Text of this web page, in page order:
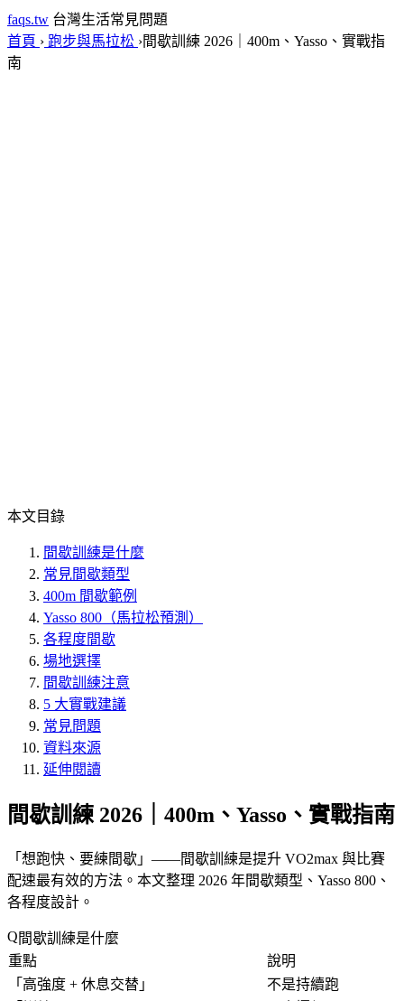
faqs.tw 台灣生活常見問題
首頁 › 跑步與馬拉松 ›間歇訓練 2026｜400m、Yasso、實戰指
南
本文目錄
間歇訓練是什麼
常見間歇類型
400m 間歇範例
Yasso 800（馬拉松預測）
各程度間歇
場地選擇
間歇訓練注意
5 大實戰建議
常見問題
資料來源
延伸閱讀
間歇訓練 2026｜400m、Yasso、實戰指南
「 想跑快、要練間歇 」——間歇訓練是提升 VO2max 與比賽
配速最有效的方法。本文整理 2026 年間歇類型、Yasso 800、
各程度設計。
間歇訓練是什麼
重點
說明
「 高強度 + 休息交替 」
不是持續跑